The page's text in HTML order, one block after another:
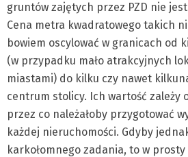
gruntów zajętych przez PZD nie
Cena metra kwadratowego takich
bowiem oscylować w granicach od
(w przypadku mało atrakcyjnych
miastami) do kilku czy nawet
centrum stolicy. Ich wartość zależy
przez co należałoby przygotować
każdej nieruchomości. Gdyby
karkołomnego zadania, to w